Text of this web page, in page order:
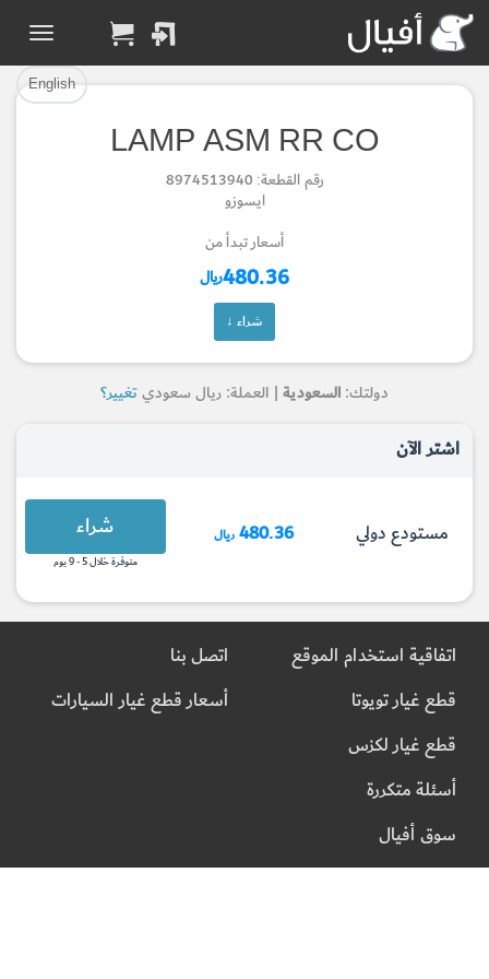
English
LAMP ASM RR CO
رقم القطعة: 8974513940
ايسوزو
أسعار تبدأ من
480.36ريال
شراء ↓
دولتك: السعودية | العملة: ريال سعوديتغيير؟
اشتر الآن
مستودع دولي 480.36 ريال شراء
متوفرة خلال 5 - 9 يوم
تم إضافة القطعة بنجاح.
الرجوع لصفحة البحث
Part Successfully
Selected
Return to Search Page
تم إضافة القطعة للسلة بنجاح.
إتمام عملية الشراء
Part Added to Cart
Checkout
اتفاقية استخدام الموقع
قطع غيار تويوتا
قطع غيار لكزس
أسئلة متكررة
سوق أفيال
اتصل بنا
أسعار قطع غيار السيارات